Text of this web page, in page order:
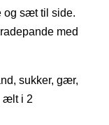
og sæt til side.
med
sukker, gær,
ælt i 2